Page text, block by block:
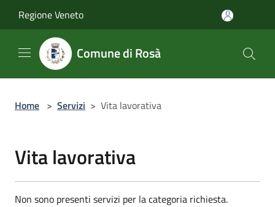
Regione Veneto
Comune di Rosà
Home > Servizi > Vita lavorativa
Vita lavorativa
Non sono presenti servizi per la categoria richiesta.